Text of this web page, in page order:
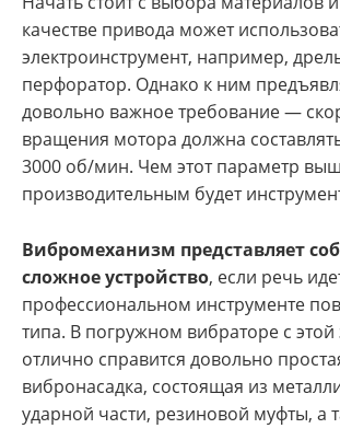
качестве привода может
электроинструмент, например,
перфоратор. Однако к ним
довольно важное требование —
вращения мотора должна
3000 об/мин. Чем этот параметр
производительным будет
Вибромеханизм представляет
сложное устройство, если речь
профессиональном инструменте
типа. В погружном вибраторе с этой
отлично справится довольно
вибронасадка, состоящая из
ударной части, резиновой муфты, а